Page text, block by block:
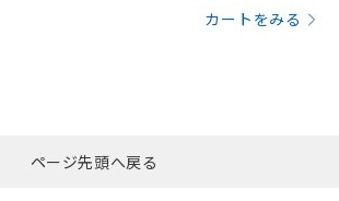
カートをみる
ページ先頭へ戻る